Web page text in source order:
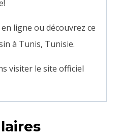
ligne ou découvrez ce
à Tunis, Tunisie.
visiter le site officiel